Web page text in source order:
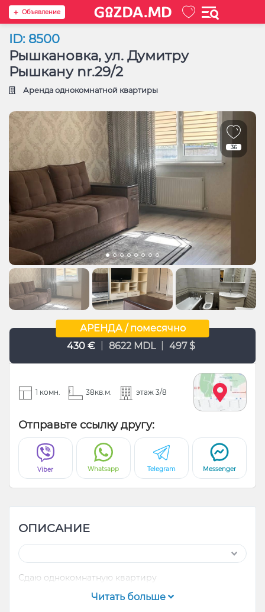
Oбъявление
ID: 8500
Рышкановка, ул. Думитру
Рышкану nr.29/2
Аренда однокомнатной квартиры
36
АРЕНДА / помесячно
430 €
8622 MDL 497 $
1 комн. 38кв.м. этаж 3/8
Отправьте ссылку другу:
Viber Whatsapp Telegram Messenger
ОПИСАНИЕ
Сдаю однокомнатную квартиру
Читать больше